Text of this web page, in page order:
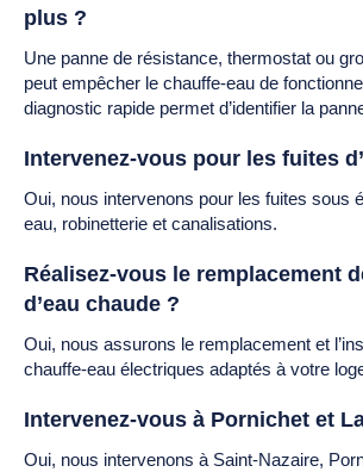
plus ?
Une panne de résistance, thermostat ou
peut empêcher le chauffe-eau de
diagnostic rapide permet d’identifier la
Intervenez-vous pour les fuites
Oui, nous intervenons pour les fuites sous
eau, robinetterie et canalisations.
Réalisez-vous le remplacement
d’eau chaude ?
Oui, nous assurons le remplacement et
chauffe-eau électriques adaptés à votre
Intervenez-vous à Pornichet et
Oui, nous intervenons à Saint-Nazaire,